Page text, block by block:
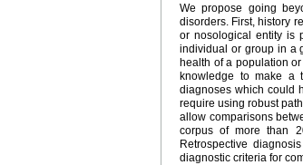
We propose going
disorders. First, history
or nosological entity is
individual or group in a
health of a population
knowledge to make a
diagnoses which could
require using robust
allow comparisons
corpus of more than
Retrospective
diagnostic criteria for